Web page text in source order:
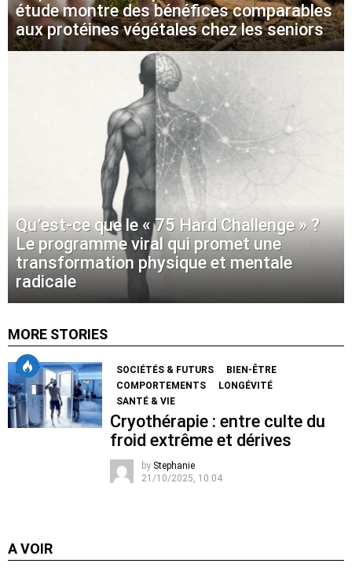
étude montre des bénéfices comparables
aux protéines végétales chez les seniors
Qu’est-ce que le « 75 Hard Challenge » ?
Le programme viral qui promet une
transformation physique et mentale
radicale
MORE STORIES
SOCIÉTÉS & FUTURS
BIEN-ÊTRE
COMPORTEMENTS
LONGÉVITÉ
SANTÉ & VIE
Cryothérapie : entre culte du
froid extrême et dérives
by Stephanie
21/10/2025, 10:04
A VOIR